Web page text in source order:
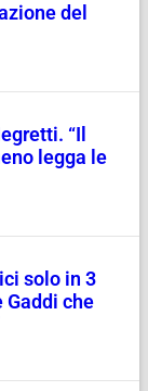
del
“Il
legga le
solo in 3
che